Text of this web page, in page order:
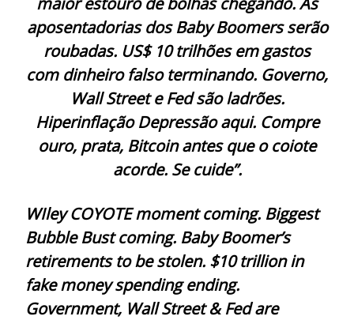
aposentadorias dos Baby Boomers serão
roubadas. US$ 10 trilhões em gastos
com dinheiro falso terminando. Governo,
Wall Street e Fed são ladrões.
Hiperinflação Depressão aqui. Compre
ouro, prata, Bitcoin antes que o coiote
acorde. Se cuide”.
WIley COYOTE moment coming. Biggest
Bubble Bust coming. Baby Boomer’s
retirements to be stolen. $10 trillion in
fake money spending ending.
Government, Wall Street & Fed are